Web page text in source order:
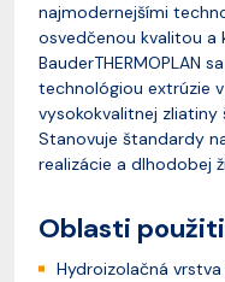
najmodernejšími
osvedčenou kvalitou a
BauderTHERMOPLAN
technológiou extrúzie
vysokokvalitnej zliatiny
Stanovuje štandardy
realizácie a dlhodobej
Oblasti
Hydroizolačná